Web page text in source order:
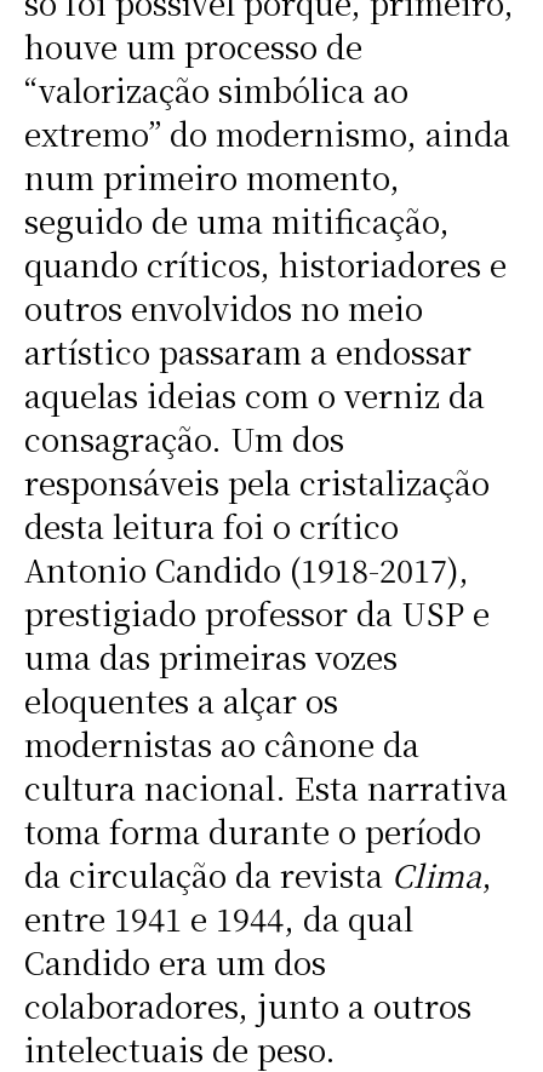
houve um processo de
“valorização simbólica ao
extremo” do modernismo, ainda
num primeiro momento,
seguido de uma mitificação,
quando críticos, historiadores e
outros envolvidos no meio
artístico passaram a endossar
aquelas ideias com o verniz da
consagração. Um dos
responsáveis pela cristalização
desta leitura foi o crítico
Antonio Candido (1918-2017),
prestigiado professor da USP e
uma das primeiras vozes
eloquentes a alçar os
modernistas ao cânone da
cultura nacional. Esta narrativa
toma forma durante o período
da circulação da revista Clima,
entre 1941 e 1944, da qual
Candido era um dos
colaboradores, junto a outros
intelectuais de peso.